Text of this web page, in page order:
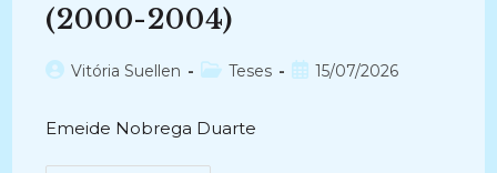
(2000-2004)
AutorVitória Suellen
Categoria
Teses
Post15/07/2026
Emeide Nobrega Duarte